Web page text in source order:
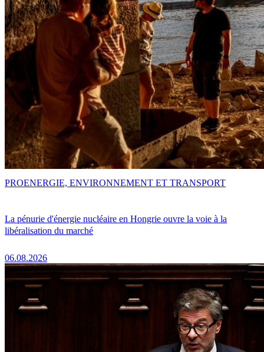
La pénurie d'énergie nucléaire en Hongrie ouvre la voie à la
libéralisation du marché
06.08.2026
PROENERGIE, ENVIRONNEMENT ET TRANSPORT